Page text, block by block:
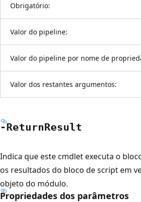
Obrigatório:
Valor do pipeline:
Valor do pipeline por nome de
Valor dos restantes argumentos:
-ReturnResult
Indica que este cmdlet executa o
os resultados do bloco de script em
objeto do módulo.
Propriedades dos parâmetros